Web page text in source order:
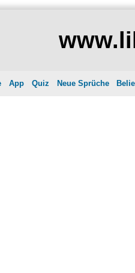
App Quiz Neue Sprüche